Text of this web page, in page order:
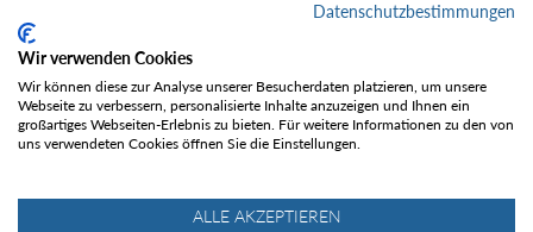
Social Media
Gefällt mir
Datenschutzbestimmungen
Wir verwenden Cookies
Wir können diese zur Analyse unserer Besucherdaten platzieren, um unsere
Webseite zu verbessern, personalisierte Inhalte anzuzeigen und Ihnen ein
großartiges Webseiten-Erlebnis zu bieten. Für weitere Informationen zu den von
uns verwendeten Cookies öffnen Sie die Einstellungen.
ALLE AKZEPTIEREN